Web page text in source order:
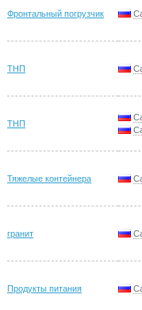
Фронтальный погрузчик
ТНП
ТНП
Тяжелые контейнера
гранит
Продукты питания